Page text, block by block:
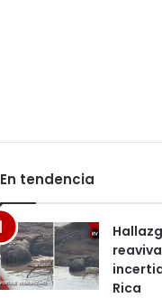
En tendencia
Rica